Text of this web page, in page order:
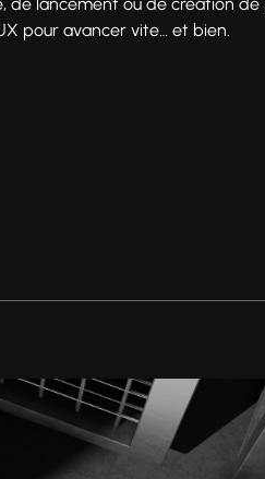
pour avancer vite… et bien.